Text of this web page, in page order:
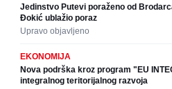
Jedinstvo Putevi poraženo od
Đokić ublažio poraz
Upravo objavljeno
EKONOMIJA
Nova podrška kroz program "EU
integralnog teritorijalnog razvoja